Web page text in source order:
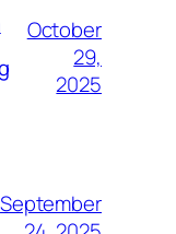
October
29,
2025
September